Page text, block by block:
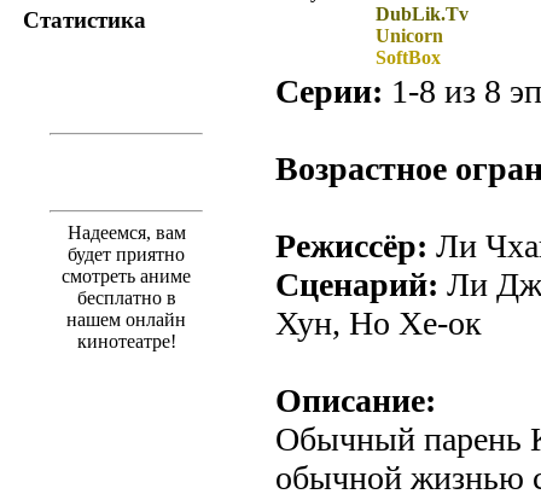
Статистика
Надеемся, вам
будет приятно
смотреть аниме
бесплатно в
нашем онлайн
кинотеатре!
DubLik.Tv
Unicorn
SoftBox
Серии: 1-8 из 8
Возрастное
Режиссёр: Ли
Сценарий: Ли
Хун, Но Хе-ок
Описание:
Обычный парень
обычной жизнью